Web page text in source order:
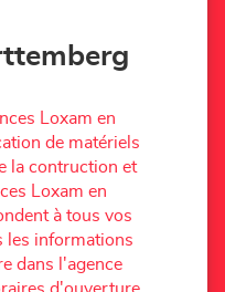
Loxam en
de matériels
la contruction et
Loxam en
à tous vos
les informations
dans l'agence